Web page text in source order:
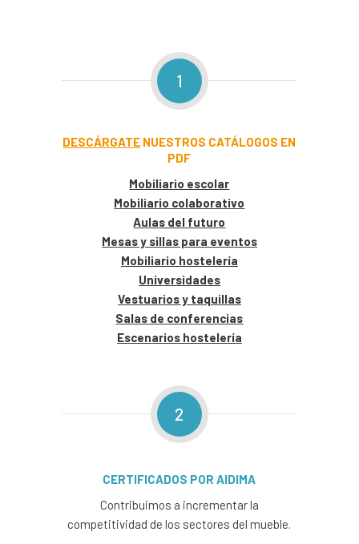
1
DESCÁRGATE NUESTROS CATÁLOGOS EN
PDF
Mobiliario escolar
Mobiliario colaborativo
Aulas del futuro
Mesas y sillas para eventos
Mobiliario hostelería
Universidades
Vestuarios y taquillas
Salas de conferencias
Escenarios hostelería
2
CERTIFICADOS POR AIDIMA
Contribuimos a incrementar la
competitividad de los sectores del mueble.